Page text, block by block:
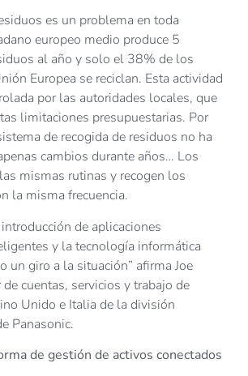
es un problema en toda
europeo medio produce 5
al año y solo el 38% de los
Europea se reciclan. Esta actividad
por las autoridades locales, que
limitaciones presupuestarias. Por
de recogida de residuos no ha
cambios durante años… Los
mismas rutinas y recogen los
la misma frecuencia.
de aplicaciones
y la tecnología informática
un giro a la situación” afirma Joe
cuentas, servicios y trabajo de
Unido e Italia de la división
Panasonic.
de gestión de activos conectados